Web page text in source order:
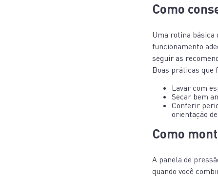
Como
Uma rotina básica
funcionamento
seguir as
Boas práticas que
Lavar com
Secar bem
Conferir
orientação de
Como
A panela de
quando você